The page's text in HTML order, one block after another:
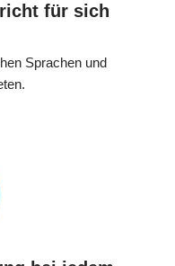
für sich
Sprachen und